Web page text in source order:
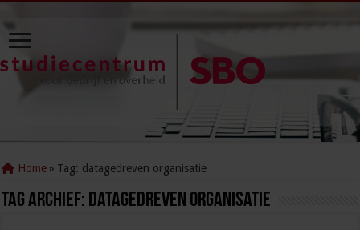
Home » Tag: datagedreven organisatie
Tag Archief: datagedreven organisatie